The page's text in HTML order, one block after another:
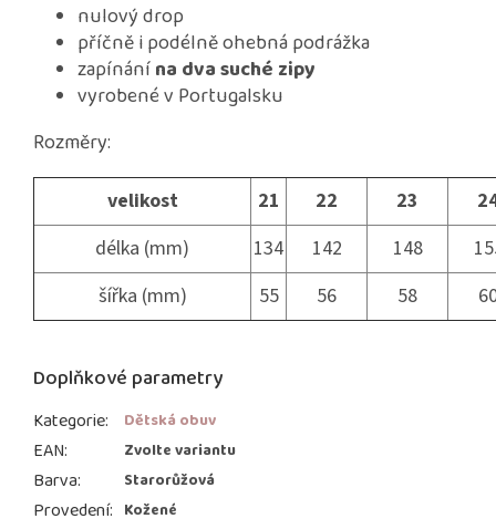
nulový drop
příčně i podélně ohebná podrážka
zapínánína dva suché zipy
vyrobené v Portugalsku
Rozměry:
velikost 21 22 23
délka (mm)
134 142 148
šířka (mm)
55 56 58
Doplňkové parametry
Kategorie: Dětská obuv
EAN: Zvolte variantu
Barva: Starorůžová
Provedení: Kožené